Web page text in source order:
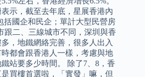
示，截至去年底，星展香港內
括國企和民企；單計大型民營房
跟二、三線城市不同，深圳與香
，地鐵網絡完善，很多人出入
都會跟香港人一樣，考慮與地
站要多少時間。 除了7、8，香
買樓首選啦，「實發」嘛，但